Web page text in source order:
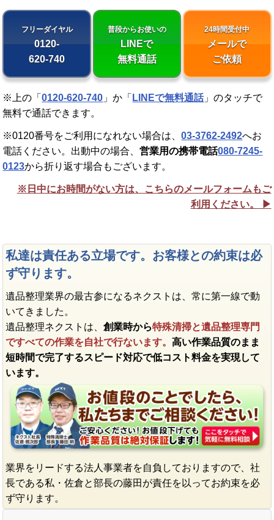
フリーダイヤル
0120-
620-740
普段からお使いの
LINEで
無料通話
24時間受付中
メールで
ご依頼
※上の「0120-620-740 」か「 LINEで無料通話」のタッチで
無料で通話できます。
※0120番号をご利用になれない場合は、03-3762-2492へお
電話ください。出動中の場合、営業用の携帯電話080-7245-
0123から折り返す場合もございます。
※日中にお時間がない方は、こちらのメールフォームもご
利用ください。 ▶︎
私達は責任ある立場です。お客様との約束は必
ず守ります。
遺品整理業界の最古参になるネクストは、常に第一線で動
いてきました。
遺品整理ネクストは、創業時から特殊清掃と遺品整理専門
ですべての作業を自社で行ないます。高い作業品質のまま
短時間で完了するスピード対応で低コスト料金を実現して
います。
業界をリードする法人事業者を自負しておりますので、社
長である私・佐倉と部長の藤田が責任を以ってお約束を必
ず守ります。